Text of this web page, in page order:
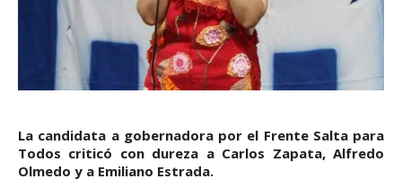
La candidata a gobernadora por el Frente Salta para
Todos criticó con dureza a Carlos Zapata, Alfredo
Olmedo y a Emiliano Estrada.